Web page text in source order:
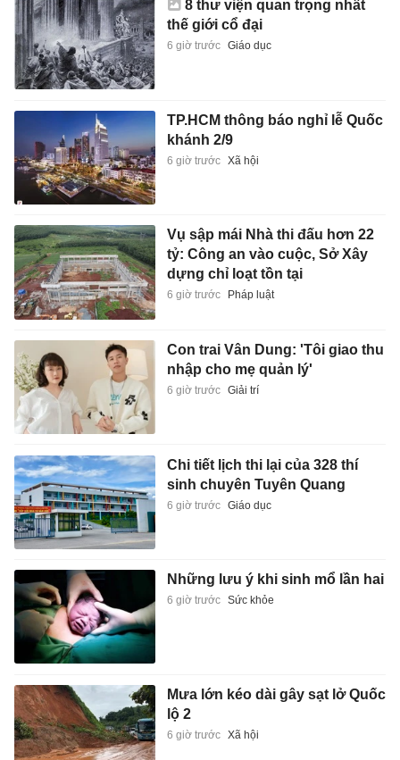
8 thư viện quan trọng nhất
thế giới cổ đại
6 giờ trước Giáo dục
TP.HCM thông báo nghỉ lễ Quốc
khánh 2/9
6 giờ trước Xã hội
Vụ sập mái Nhà thi đấu hơn 22
tỷ: Công an vào cuộc, Sở Xây
dựng chỉ loạt tồn tại
6 giờ trước Pháp luật
Con trai Vân Dung: 'Tôi giao thu
nhập cho mẹ quản lý'
6 giờ trước Giải trí
Chi tiết lịch thi lại của 328 thí
sinh chuyên Tuyên Quang
6 giờ trước Giáo dục
Những lưu ý khi sinh mổ lần hai
6 giờ trước Sức khỏe
Mưa lớn kéo dài gây sạt lở Quốc
lộ 2
6 giờ trước Xã hội